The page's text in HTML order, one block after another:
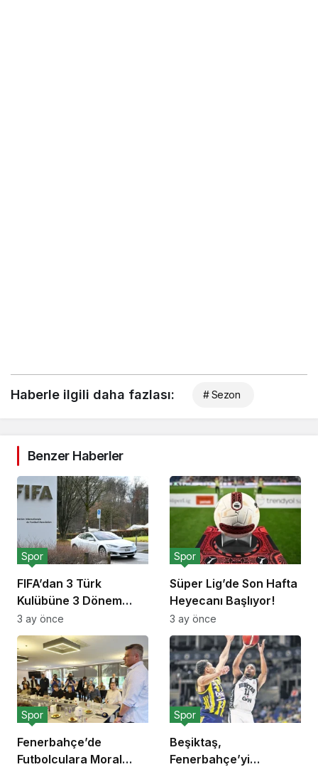
Haberle ilgili daha fazlası: # Sezon
Benzer Haberler
FIFA’dan 3 Türk
Kulübüne 3 Dönem
Transfer Yasağı!
Spor
3 ay önce
Süper Lig’de Son Hafta
Heyecanı Başlıyor!
Spor
3 ay önce
Fenerbahçe’de
Futbolculara Moral
Spor
Beşiktaş,
Fenerbahçe’yi
Spor